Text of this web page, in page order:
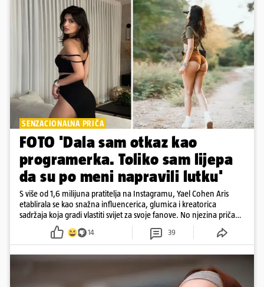
SENZACIONALNA PRIČA
FOTO 'Dala sam otkaz kao
programerka. Toliko sam lijepa
da su po meni napravili lutku'
S više od 1,6 milijuna pratitelja na Instagramu, Yael Cohen Aris
etablirala se kao snažna influencerica, glumica i kreatorica
sadržaja koja gradi vlastiti svijet za svoje fanove. No njezina priča
pokazuje da online slava dolazi i s neočekivanim izazovima
14 39